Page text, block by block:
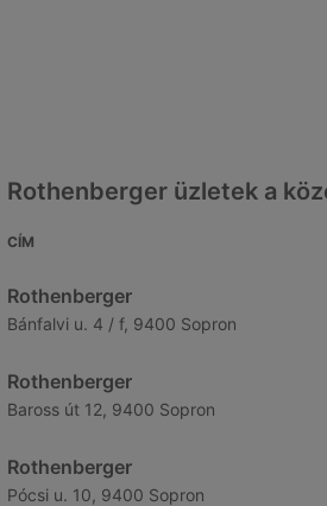
Rothenberger üzletek a
CÍM
Rothenberger
Bánfalvi u. 4 / f, 9400 Sopron
Rothenberger
Baross út 12, 9400 Sopron
Rothenberger
Pócsi u. 10, 9400 Sopron